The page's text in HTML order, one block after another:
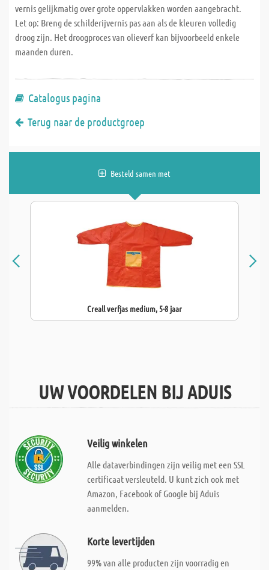
vernis gelijkmatig over grote oppervlakken worden aangebracht.
Let op: Breng de schilderijvernis pas aan als de kleuren volledig
droog zijn. Het droogproces van olieverf kan bijvoorbeeld enkele
maanden duren.
Catalogus pagina
Terug naar de productgroep
Besteld samen met
Creall verfjas medium, 5-8 jaar
UW VOORDELEN BIJ ADUIS
Veilig winkelen
Alle dataverbindingen zijn veilig met een SSL
certificaat versleuteld. U kunt zich ook met
Amazon, Facebook of Google bij Aduis
aanmelden.
Korte levertijden
99% van alle producten zijn voorradig en